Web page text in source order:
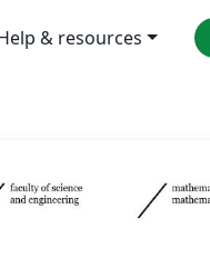
& resources